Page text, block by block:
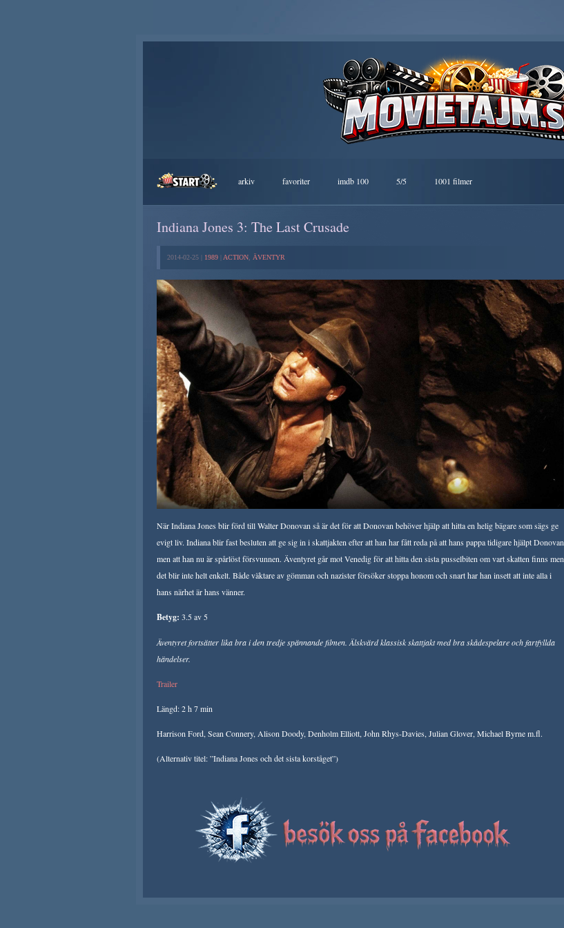
arkiv favoriter imdb 100 5/5 1001 filmer
Indiana Jones 3: The Last Crusade
2014-02-25 | 1989 ACTION ÄVENTYR
När Indiana Jones blir förd till Walter Donovan så är det för att Donovan behöver hjälp att hitta en helig bägare som sägs ge
evigt liv. Indiana blir fast besluten att ge sig in i skattjakten efter att han har fått reda på att hans pappa tidigare hjälpt Donovan
men att han nu är spårlöst försvunnen. Äventyret går mot Venedig för att hitta den sista pusselbiten om vart skatten finns men
det blir inte helt enkelt. Både väktare av gömman och nazister försöker stoppa honom och snart har han insett att inte alla i
hans närhet är hans vänner.
Betyg: 3.5 av 5
Äventyret fortsätter lika bra i den tredje spännande filmen. Älskvärd klassisk skattjakt med bra skådespelare och fartfyllda
händelser.
Trailer
Längd: 2 h 7 min
Harrison Ford, Sean Connery, Alison Doody, Denholm Elliott, John Rhys-Davies, Julian Glover, Michael Byrne m.fl.
(Alternativ titel: ”Indiana Jones och det sista korståget”)